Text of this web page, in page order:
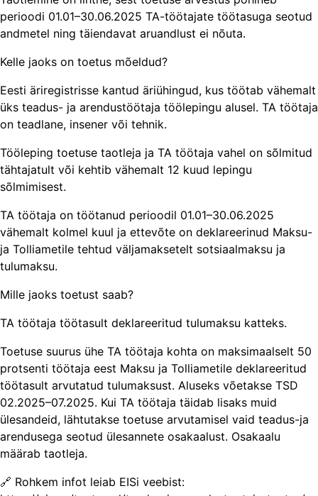
perioodi 01.01–30.06.2025 TA-töötajate töötasuga seotud
andmetel ning täiendavat aruandlust ei nõuta.
Kelle jaoks on toetus mõeldud?
Eesti äriregistrisse kantud äriühingud, kus töötab vähemalt
üks teadus- ja arendustöötaja töölepingu alusel. TA töötaja
on teadlane, insener või tehnik.
Tööleping toetuse taotleja ja TA töötaja vahel on sõlmitud
tähtajatult või kehtib vähemalt 12 kuud lepingu
sõlmimisest.
TA töötaja on töötanud perioodil 01.01–30.06.2025
vähemalt kolmel kuul ja ettevõte on deklareerinud Maksu-
ja Tolliametile tehtud väljamaksetelt sotsiaalmaksu ja
tulumaksu.
Mille jaoks toetust saab?
TA töötaja töötasult deklareeritud tulumaksu katteks.
Toetuse suurus ühe TA töötaja kohta on maksimaalselt 50
protsenti töötaja eest Maksu ja Tolliametile deklareeritud
töötasult arvutatud tulumaksust. Aluseks võetakse TSD
02.2025–07.2025. Kui TA töötaja täidab lisaks muid
ülesandeid, lähtutakse toetuse arvutamisel vaid teadus-ja
arendusega seotud ülesannete osakaalust. Osakaalu
määrab taotleja.
🔗 Rohkem infot leiab EISi veebist: